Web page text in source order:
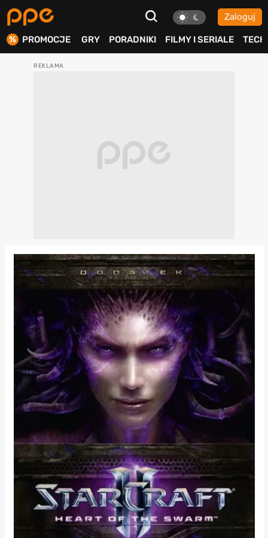
Zaloguj
PROMOCJE GRY PORADNIKI FILMY I SERIALE TECH